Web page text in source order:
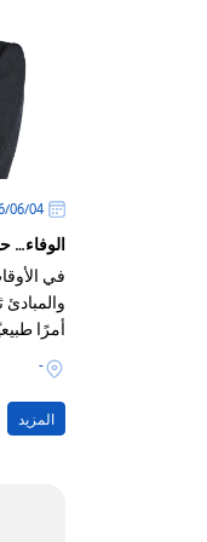
04‏/06‏/2026
الوفاء…
في
والمبادئ
أمرًا
الثبات
-
المزيد